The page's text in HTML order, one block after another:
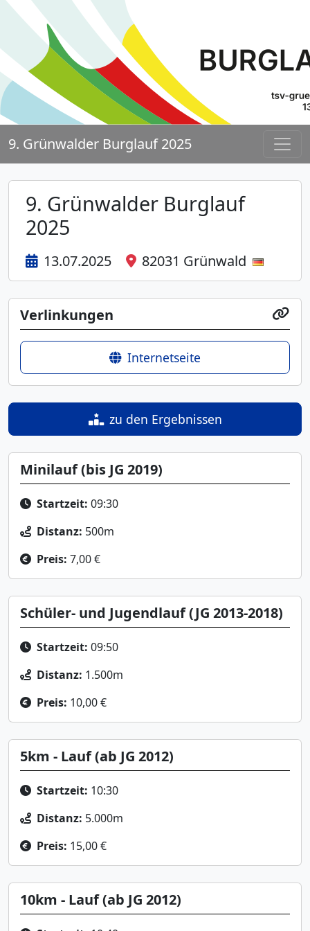
9. Grünwalder Burglauf 2025
9. Grünwalder Burglauf
2025
13.07.2025 82031 Grünwald
zu den Ergebnissen
Minilauf (bis JG 2019)
Startzeit: 09:30
Distanz: 500m
Preis: 7,00 €
Schüler- und Jugendlauf (JG 2013-2018)
Startzeit: 09:50
Distanz: 1.500m
Preis: 10,00 €
5km - Lauf (ab JG 2012)
Startzeit: 10:30
Distanz: 5.000m
Preis: 15,00 €
10km - Lauf (ab JG 2012)
Verlinkungen
Internetseite